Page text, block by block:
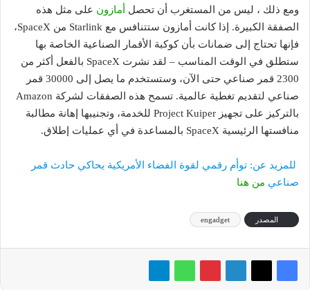
ومع ذلك ، ليس من المستغرب أن تحصل أمازون على مثل هذه
الصفقة الكبيرة. إذا كانت أمازون ستتنافس مع Starlink من SpaceX،
فإنها تحتاج إلى ضمانات بأن كوكبة الأقمار الصناعية الخاصة بها
ستطلق في الوقت المناسب – لقد نشرت SpaceX بالفعل أكثر من
2300 قمر صناعي حتى الآن، وستستخدم ما يصل إلى 30000 قمر
صناعي لتقديم تغطية عالمية. تسمح هذه الصفقات لشركة Amazon
بالتركيز على تجهيز Project Kuiper للخدمة، وتجنيبها إهانة مطالبة
منافستها الرئيسية SpaceX بالمساعدة في أي عمليات إطلاق.
للمزيد عن: توأم رقمي لقوة الفضاء الأمريكية يحاكي حادث قمر
صناعي من هنا
المصدر engadget